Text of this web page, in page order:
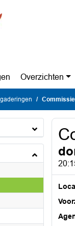
Overzichten